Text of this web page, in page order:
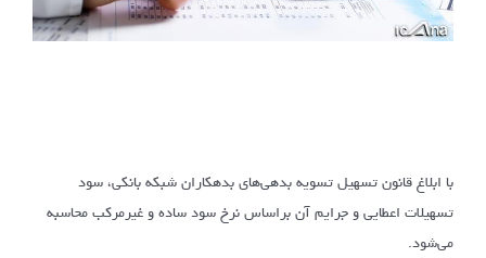
با ابلاغ قانون تسهیل تسویه بدهی‌های بدهکاران شبکه بانکی، سود
تسهیلات اعطایی و جرایم آن براساس نرخ سود ساده و غیرمرکب محاسبه
می‌شود.